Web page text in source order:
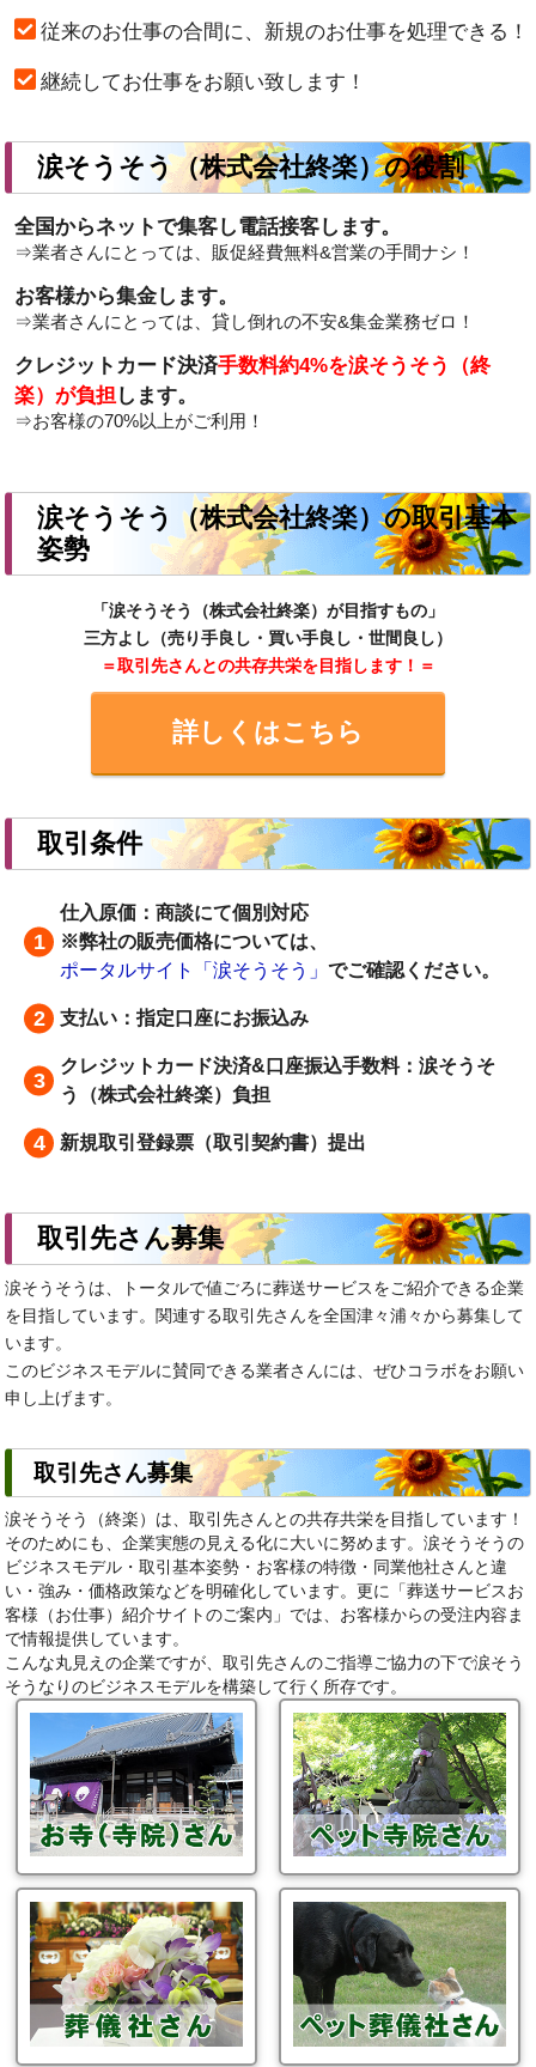
従来のお仕事の合間に、新規のお仕事を処理できる！
継続してお仕事をお願い致します！
涙そうそう（株式会社終楽）の役割
全国からネットで集客し電話接客します。
⇒業者さんにとっては、販促経費無料&営業の手間ナシ！
お客様から集金します。
⇒業者さんにとっては、貸し倒れの不安&集金業務ゼロ！
クレジットカード決済手数料約4%を涙そうそう（終
楽）が負担 します。
⇒お客様の70%以上がご利用！
涙そうそう（株式会社終楽）の取引基本
姿勢
「涙そうそう（株式会社終楽）が目指すもの」
三方よし（売り手良し・買い手良し・世間良し）
＝取引先さんとの共存共栄を目指します！＝
詳しくはこちら
取引条件
仕入原価：商談にて個別対応
※弊社の販売価格については、
ポータルサイト「涙そうそう」でご確認ください。
支払い：指定口座にお振込み
クレジットカード決済&口座振込手数料：涙そうそ
う（株式会社終楽）負担
新規取引登録票（取引契約書）提出
取引先さん募集
涙そうそうは、トータルで値ごろに葬送サービスをご紹介できる企業
を目指しています。関連する取引先さんを全国津々浦々から募集して
います。
このビジネスモデルに賛同できる業者さんには、ぜひコラボをお願い
申し上げます。
取引先さん募集
涙そうそう（終楽）は、取引先さんとの共存共栄を目指しています！
そのためにも、企業実態の見える化に大いに努めます。涙そうそうの
ビジネスモデル・取引基本姿勢・お客様の特徴・同業他社さんと違
い・強み・価格政策などを明確化しています。更に「葬送サービスお
客様（お仕事）紹介サイトのご案内」では、お客様からの受注内容ま
で情報提供しています。
こんな丸見えの企業ですが、取引先さんのご指導ご協力の下で涙そう
そうなりのビジネスモデルを構築して行く所存です。